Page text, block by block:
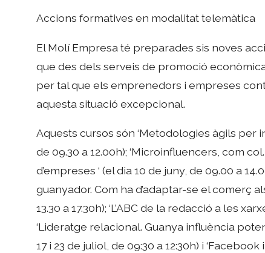
Accions formatives en modalitat telemàtica
El Molí Empresa té preparades sis noves
que des dels serveis de promoció
per tal que els emprenedors i empreses
aquesta situació excepcional.
Aquests cursos són ‘Metodologies àgils per
de 09.30 a 12.00h); ‘Microinfluencers, com
d’empreses ‘ (el dia 10 de juny, de 09.00 a
guanyador. Com ha d’adaptar-se el comerç
13.30 a 17.30h); ‘L’ABC de la redacció a les
‘Lideratge relacional. Guanya influència
17 i 23 de juliol, de 09:30 a 12:30h) i